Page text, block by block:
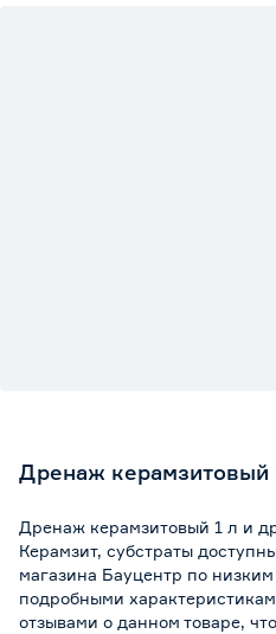
Дренаж керамзитовый
Дренаж керамзитовый 1 л и
Керамзит, субстраты
магазина Бауцентр по
подробными
отзывами о данном товаре,